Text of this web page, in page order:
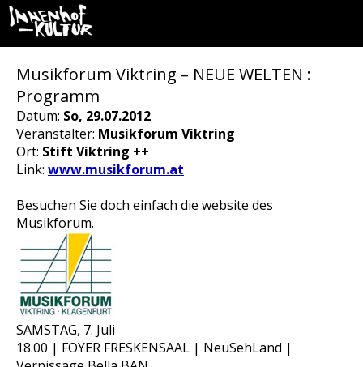
Musikforum Viktring – NEUE WELTEN :
Programm
Datum: So, 29.07.2012
Veranstalter: Musikforum Viktring
Ort: Stift Viktring ++
Link: www.musikforum.at
Besuchen Sie doch einfach die website des
Musikforum.
SAMSTAG, 7. Juli
18.00 | FOYER FRESKENSAAL | NeuSehLand |